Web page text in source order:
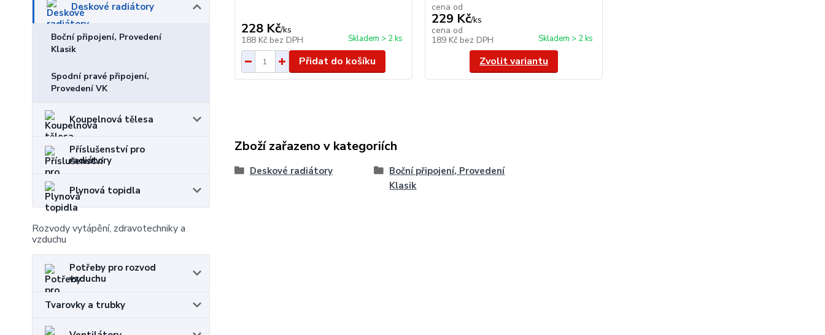
Deskové radiátory
Boční připojení, Provedení
Klasik
Spodní pravé připojení,
Provedení VK
Koupelnová tělesa
Příslušenství pro
radiátory
Plynová topidla
Rozvody vytápění, zdravotechniky a
vzduchu
Potřeby pro rozvod
vzduchu
Tvarovky a trubky
228 Kč/ks
188 Kč bez DPH Skladem > 2 ks
Přidat do košíku
cena od
229 Kč/ks
cena od
189 Kč bez DPH Skladem > 2 ks
Zvolit variantu
Zboží zařazeno v kategoriích
Deskové radiátory
Boční připojení, Provedení
Klasik